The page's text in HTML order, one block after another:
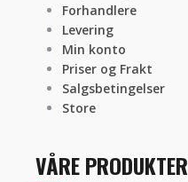
Forhandlere
Levering
Min konto
Priser og Frakt
Salgsbetingelser
Store
VÅRE PRODUKTER